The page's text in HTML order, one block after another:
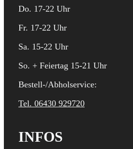
Do. 17-22 Uhr
Fr. 17-22 Uhr
Sa. 15-22 Uhr
So. + Feiertag 15-21 Uhr
Bestell-/Abholservice:
Tel. 06430 929720
INFOS